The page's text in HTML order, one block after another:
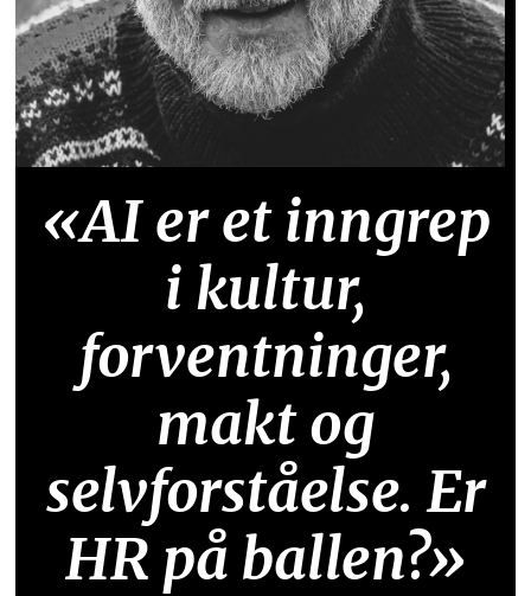
«AI er et inngrep
i kultur,
forventninger,
makt og
selvforståelse. Er
HR på ballen?»